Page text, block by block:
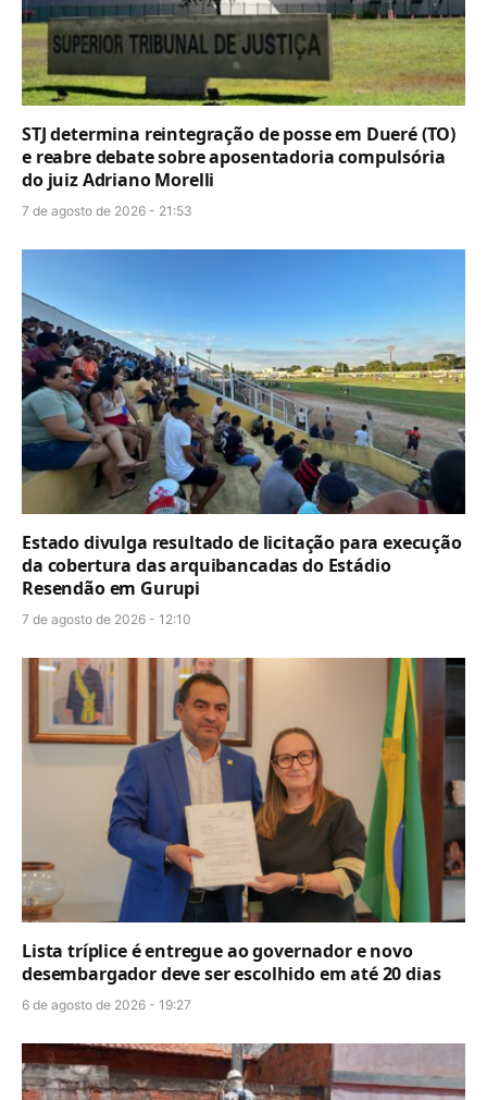
STJ determina reintegração de posse em Dueré (TO)
e reabre debate sobre aposentadoria compulsória
do juiz Adriano Morelli
7 de agosto de 2026 - 21:53
Estado divulga resultado de licitação para execução
da cobertura das arquibancadas do Estádio
Resendão em Gurupi
7 de agosto de 2026 - 12:10
Lista tríplice é entregue ao governador e novo
desembargador deve ser escolhido em até 20 dias
6 de agosto de 2026 - 19:27